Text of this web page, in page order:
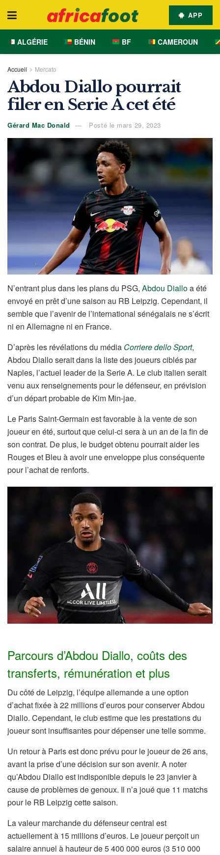
APP
ALGÉRIE BÉNIN BF CAMEROUN
Accueil Mercato
Abdou Diallo pourrait
filer en Serie A cet été
Gérard Mac Donald Posté le mars 29, 2023
N’entrant plus dans les plans du PSG, Abdou Dialloa été
envoyé en prêt d’une saison au RB Leipzig. Cependant, il
semble que l’avenir de l’international sénégalais ne s’écrit
ni en Allemagne ni en France.
D’après les révélations du média Corriere dello Sport,
Abdou Diallo serait dans la liste des joueurs ciblés par
Naples, l’actuel leader de la Serie A. Le club italien serait
venu aux renseignements pour le défenseur, en prévision
d’un départ probable de Kim Min-jae.
Le Paris Saint-Germain est favorable à la vente de son
joueur en été, surtout que celui-ci sera à un an de la fin de
son contrat. De plus, le budget obtenu pourrait aider les
Rouges et Bleu à avoir une enveloppe plus conséquente
pour l’achat de renforts.
Parcours d’Abdou Diallo, coûts des
transferts, rémunération et plus
Du côté de Leipzig, l’équipe allemande a une option
d’achat fixée à 22 millions d’euros pour conserver Abdou
Diallo. Cependant, le club estime que les prestations du
joueur sont insuffisantes pour dépenser une telle somme.
Un retour à Paris est donc prévu pour le joueur de 26 ans,
avant la prise d’une décision sur son avenir. A noter
qu’Abdou Diallo est indisponible depuis le 23 janvier à
cause de problèmes de genoux. Il n’a joué que 11 matchs
pour le RB Leipzig cette saison.
La valeur marchande du défenseur central est
actuellement à 15 millions d’euros. Le joueur perçoit un
salaire annuel à hauteur de 5 400 000 euros (3 510 000